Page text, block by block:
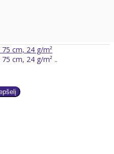
cm, 24 g/m²
cm, 24 g/m² ..